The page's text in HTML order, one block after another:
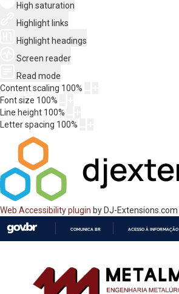
High saturation
Highlight links
Highlight headings
Screen reader
Read mode
Content scaling 100%
Font size 100%
Line height 100%
Letter spacing 100%
Web Accessibility plugin by DJ-Extensions.com
CONTEÚDO
COMUNICA BR ACESSO À INFORMAÇÃO